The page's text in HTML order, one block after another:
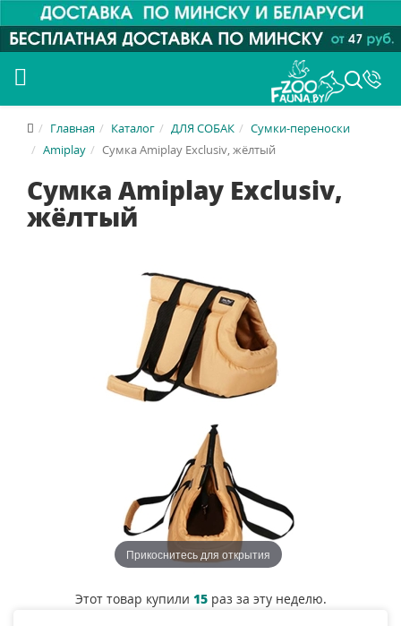
Главная Каталог ДЛЯ СОБАК
Сумки-переноски
Amiplay
Сумка Amiplay Exclusiv, жёлтый
Сумка Amiplay Exclusiv,
жёлтый
Прикоснитесь для открытия
Этот товар купили 15раз за эту неделю.